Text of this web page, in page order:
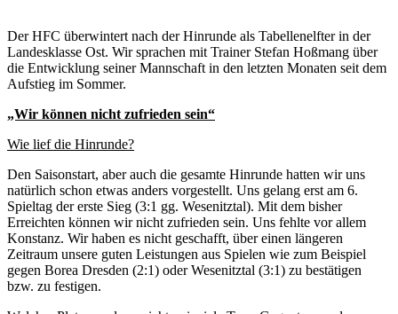
Der HFC überwintert nach der Hinrunde als Tabellenelfter in der
Landesklasse Ost. Wir sprachen mit Trainer Stefan Hoßmang über
die Entwicklung seiner Mannschaft in den letzten Monaten seit dem
Aufstieg im Sommer.
„Wir können nicht zufrieden sein“
Wie lief die Hinrunde?
Den Saisonstart, aber auch die gesamte Hinrunde hatten wir uns
natürlich schon etwas anders vorgestellt. Uns gelang erst am 6.
Spieltag der erste Sieg (3:1 gg. Wesenitztal). Mit dem bisher
Erreichten können wir nicht zufrieden sein. Uns fehlte vor allem
Konstanz. Wir haben es nicht geschafft, über einen längeren
Zeitraum unsere guten Leistungen aus Spielen wie zum Beispiel
gegen Borea Dresden (2:1) oder Wesenitztal (3:1) zu bestätigen
bzw. zu festigen.